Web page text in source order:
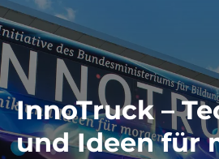
InnoTruck –
und Ideen für